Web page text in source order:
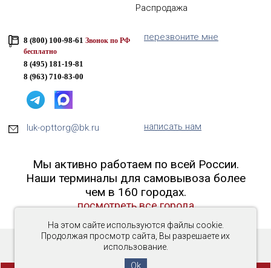
На этом сайте используются файлы cookie.
Продолжая просмотр сайта, Вы разрешаете их
использование.
Ok
Распродажа
8 (800) 100-98-61 Звонок по РФ
бесплатно
8 (495) 181-19-81
8 (963) 710-83-00
перезвоните мне
luk-opttorg@bk.ru написать нам
Мы активно работаем по всей России.
Наши терминалы для самовывоза более
чем в 160 городах.
посмотреть все города
Copyright © 2016-2026 «Люк-ОптТорг»